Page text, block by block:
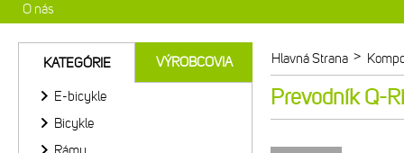
Hlavná Strana >
Prevodník Q-
KATEGÓRIE VÝROBCOVIA
E-bicykle
Bicykle
O nás